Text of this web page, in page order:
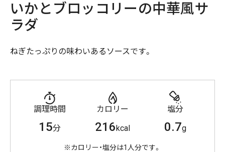
いかとブロッコリーの中華風サ
ラダ
ねぎたっぷりの味わいあるソースです。
調理時間
15分
カロリー
216kcal
塩分
0.7g
※カロリー・塩分は1人分です。